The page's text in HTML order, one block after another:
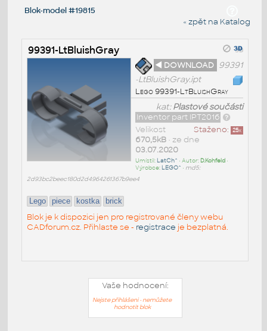
Blok-model #19815
« zpět na Katalog
99391-LtBluishGray
◄ DOWNLOAD 99391
-LtBluishGray.ipt
Lego 99391-LtBluishGray
kat:Plastové součásti
Inventor part IPT2016
Staženo: 25x
Velikost
670,5kB• ze dne
03.07.2020
Umístil: LatCh^ • Autor: D.Kohfeld•
Výrobce: LEGO^ • md5:
2d93bc2beec180d2d4964261367b9ee4
Lego piece kostka brick
Blok je k dispozici jen pro registrované členy webu
CADforum.cz. Přihlaste se - registrace je bezplatná.
Vaše hodnocení:
Nejste přihlášeni - nemůžete
hodnotit blok